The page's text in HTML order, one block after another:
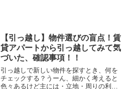
【引っ越し】物件選びの盲点！賃
貸アパートから引っ越してみて気
づいた、確認事項！！
引っ越しで新しい物件を探すとき、何を
チェックする？うーん、細かく考えると
色々あるけど主には・立地・周りの利便